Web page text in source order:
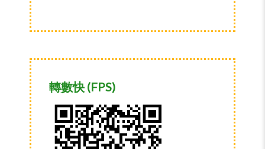
轉數快 (FPS)